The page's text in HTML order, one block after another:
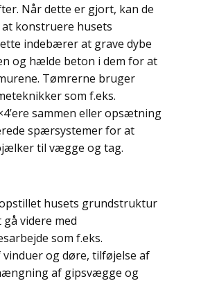
Når dette er gjort, kan de
at konstruere husets
indebærer at grave dybe
og hælde beton i dem for at
Tømrerne bruger
som f.eks.
sammen eller opsætning
spærsystemer for at
til vægge og tag.
husets grundstruktur
videre med
som f.eks.
og døre, tilføjelse af
af gipsvægge og